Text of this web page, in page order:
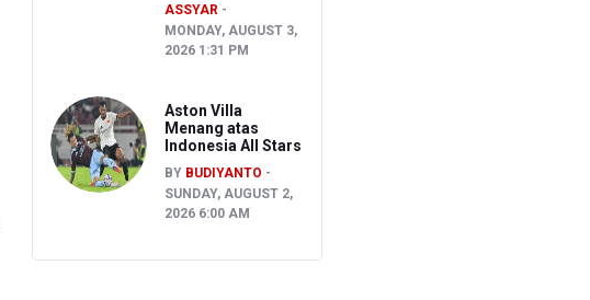
ASSYAR
MONDAY, AUGUST 3,
2026 1:31 PM
Aston Villa
Menang atas
Indonesia All Stars
BY BUDIYANTO
SUNDAY, AUGUST 2,
2026 6:00 AM